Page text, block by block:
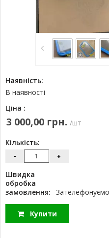
Наявність:
В наявності
Ціна :
3 000,00 грн. /шт
Кількість:
- +
Швидка
обробка
замовлення:
Купити